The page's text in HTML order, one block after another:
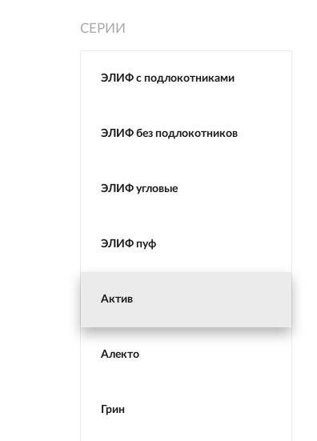
СЕРИИ
ЭЛИФ с подлокотниками
ЭЛИФ без подлокотников
ЭЛИФ угловые
ЭЛИФ пуф
Актив
Алекто
Грин